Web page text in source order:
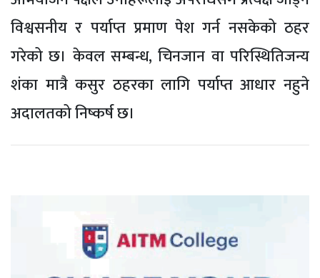
विश्वसनीय र पर्याप्त प्रमाण पेश गर्न नसकेको ठहर
गरेको छ। केवल सम्बन्ध, चिनजान वा परिस्थितिजन्य
शंका मात्रै कसुर ठहरका लागि पर्याप्त आधार नहुने
अदालतको निष्कर्ष छ।